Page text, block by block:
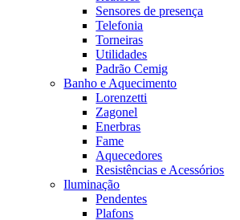
Sensores de presença
Telefonia
Torneiras
Utilidades
Padrão Cemig
Banho e Aquecimento
Lorenzetti
Zagonel
Enerbras
Fame
Aquecedores
Resistências e Acessórios
Iluminação
Pendentes
Plafons